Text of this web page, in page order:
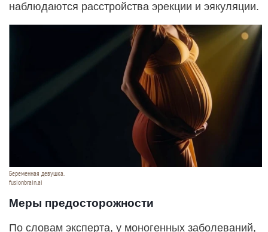
наблюдаются расстройства эрекции и эякуляции.
Беременная девушка.
fusionbrain.ai
Меры предосторожности
По словам эксперта, у моногенных заболеваний,